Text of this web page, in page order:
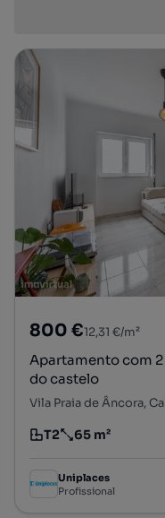
800 €12,31 €/m²
Apartamento com
do castelo
Vila Praia de Âncora,
Tipologia
T2
Preço por metro
65 m²
Uniplaces
Profissional